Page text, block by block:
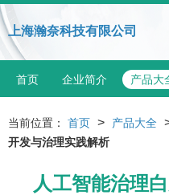
上海瀚奈科技有限公司
首页 企业简介 产品大
当前位置： 首页 > 产品大全
开发与治理实践解析
人工智能治理